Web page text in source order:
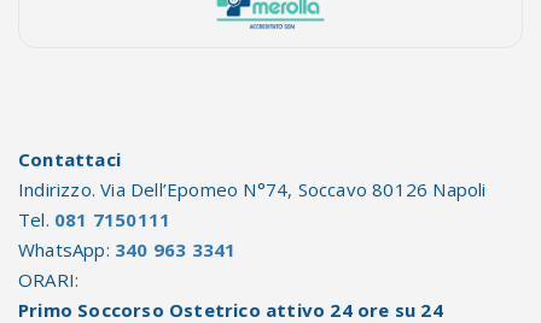
Contattaci
Indirizzo. Via Dell’Epomeo N°74, Soccavo 80126 Napoli
Tel. 081 7150111
WhatsApp: 340 963 3341
ORARI:
Primo Soccorso Ostetrico attivo 24 ore su 24